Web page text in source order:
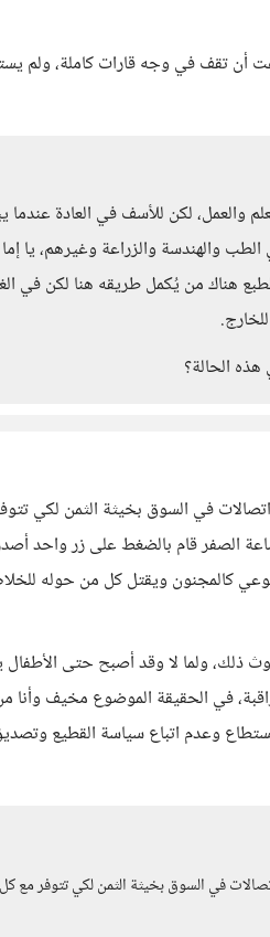
أن تقف في وجه قارات كاملة، ولم
والعمل، لكن للأسف في العادة عندما
والهندسة والزراعة وغيرهم، يا
هناك من يُكمل طريقه هنا لكن في
الحالة؟
في السوق بخيثة الثمن لكي
الصفر قام بالضغط على زر واحد
كالمجنون ويقتل كل من حوله
ذلك، ولما لا وقد أصبح حتى
في الحقيقة الموضوع مخيف وأنا
وعدم اتباع سياسة القطيع
في السوق بخيثة الثمن لكي تتوفر مع